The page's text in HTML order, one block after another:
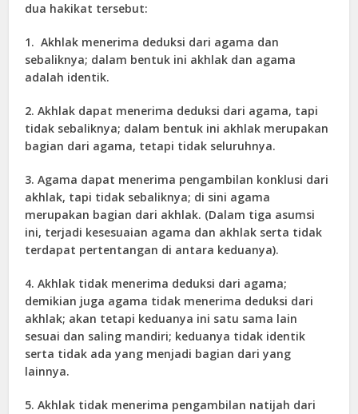
dua hakikat tersebut:
1. Akhlak menerima deduksi dari agama dan
sebaliknya; dalam bentuk ini akhlak dan agama
adalah identik.
2. Akhlak dapat menerima deduksi dari agama, tapi
tidak sebaliknya; dalam bentuk ini akhlak merupakan
bagian dari agama, tetapi tidak seluruhnya.
3. Agama dapat menerima pengambilan konklusi dari
akhlak, tapi tidak sebaliknya; di sini agama
merupakan bagian dari akhlak. (Dalam tiga asumsi
ini, terjadi kesesuaian agama dan akhlak serta tidak
terdapat pertentangan di antara keduanya).
4. Akhlak tidak menerima deduksi dari agama;
demikian juga agama tidak menerima deduksi dari
akhlak; akan tetapi keduanya ini satu sama lain
sesuai dan saling mandiri; keduanya tidak identik
serta tidak ada yang menjadi bagian dari yang
lainnya.
5. Akhlak tidak menerima pengambilan natijah dari